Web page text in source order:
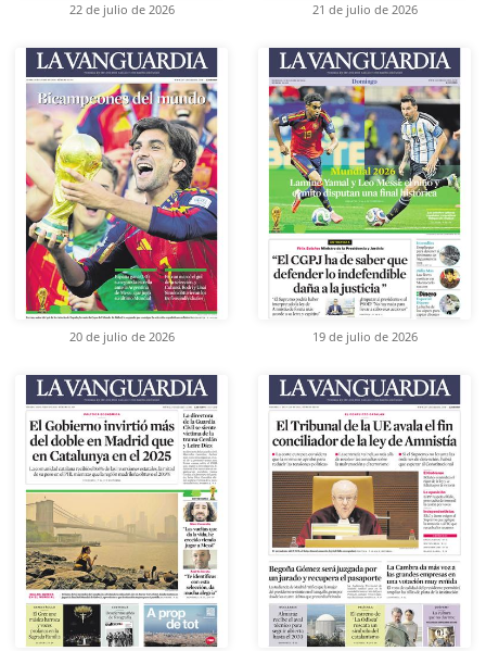
22 de julio de 2026 21 de julio de 2026
20 de julio de 2026 19 de julio de 2026